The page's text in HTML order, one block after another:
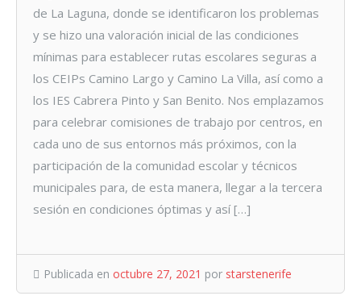
de La Laguna, donde se identificaron los problemas
y se hizo una valoración inicial de las condiciones
mínimas para establecer rutas escolares seguras a
los CEIPs Camino Largo y Camino La Villa, así como a
los IES Cabrera Pinto y San Benito. Nos emplazamos
para celebrar comisiones de trabajo por centros, en
cada uno de sus entornos más próximos, con la
participación de la comunidad escolar y técnicos
municipales para, de esta manera, llegar a la tercera
sesión en condiciones óptimas y así […]
Publicada en octubre 27, 2021 por starstenerife